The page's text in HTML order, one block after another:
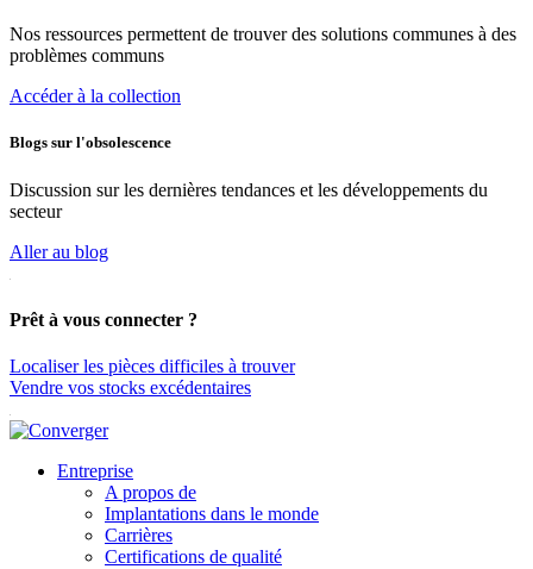
Nos ressources permettent de trouver des solutions communes à des
problèmes communs
Accéder à la collection
Blogs sur l'obsolescence
Discussion sur les dernières tendances et les développements du
secteur
Aller au blog
Prêt à vous connecter ?
Localiser les pièces difficiles à trouver
Vendre vos stocks excédentaires
Entreprise
A propos de
Implantations dans le monde
Carrières
Certifications de qualité